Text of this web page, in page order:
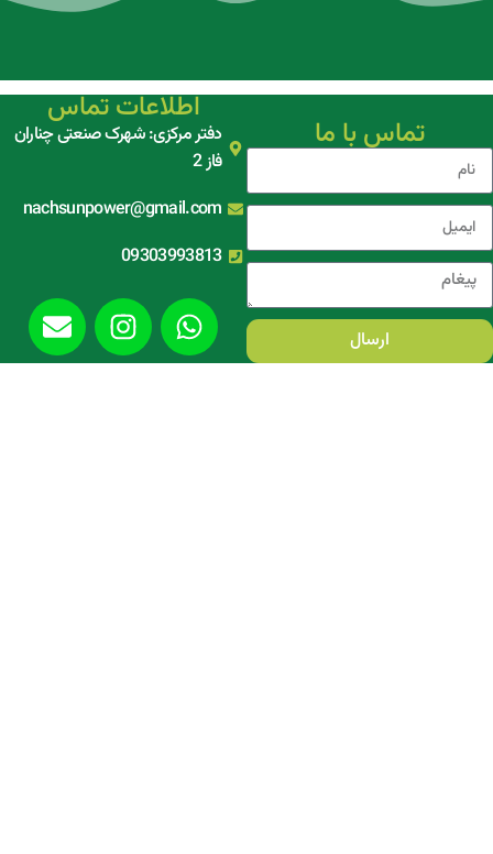
تماس با ما
ارسال
اطلاعات تماس
دفتر مرکزی: شهرک صنعتی چناران
فاز 2
nachsunpower@gmail.com
09303993813